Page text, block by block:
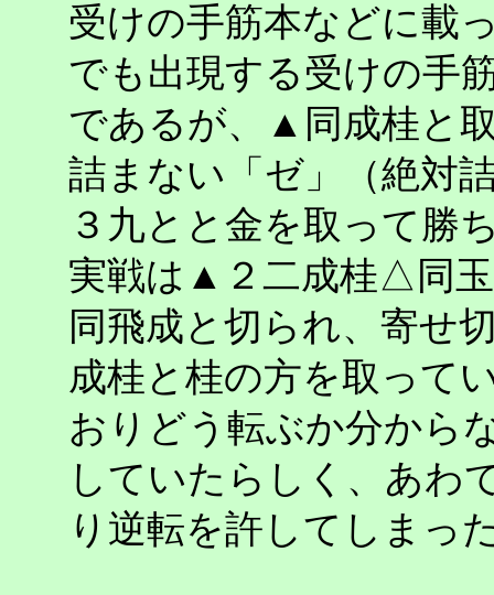
受けの手筋本などに載
でも出現する受けの手
であるが、▲同成桂と
詰まない「ゼ」（絶対
３九とと金を取って勝
実戦は▲２二成桂△同
同飛成と切られ、寄せ
成桂と桂の方を取って
おりどう転ぶか分から
していたらしく、あわ
り逆転を許してしまっ